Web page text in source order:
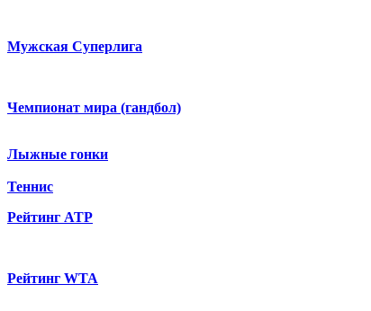
Мужская Суперлига
Чемпионат мира (гандбол)
Лыжные гонки
Теннис
Рейтинг ATP
Рейтинг WTA